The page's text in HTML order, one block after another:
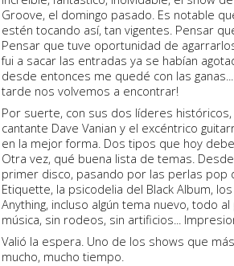
Groove, el domingo pasado. Es notable
estén tocando así, tan vigentes. Pensar
Pensar que tuve oportunidad de
fui a sacar las entradas ya se habían
desde entonces me quedé con las
tarde nos volvemos a encontrar!
Por suerte, con sus dos líderes
cantante Dave Vanian y el excéntrico
en la mejor forma. Dos tipos que hoy
Otra vez, qué buena lista de temas.
primer disco, pasando por las perlas pop
Etiquette, la psicodelia del Black Album,
Anything, incluso algún tema nuevo, todo
música, sin rodeos, sin artificios...
Valió la espera. Uno de los shows que
mucho, mucho tiempo.